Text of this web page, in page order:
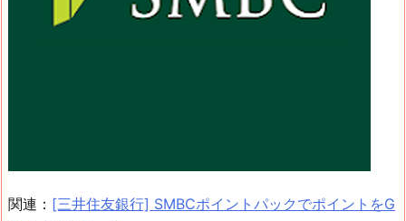
関連： [三井住友銀行] SMBCポイントパックでポイントをG